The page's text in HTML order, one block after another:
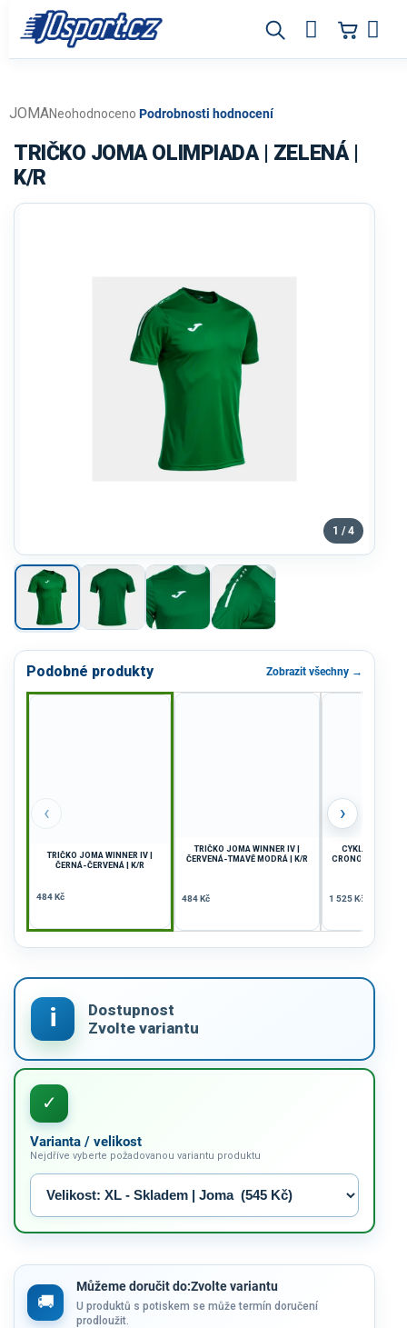
obsah
Průměrné
produktu
je
Neohodnoceno Podrobnosti hodnocení
JOMA
TRIČKO JOMA OLIMPIADA | ZELENÁ |
K/R
1 / 4
Podobné produkty Zobrazit všechny →
‹
TRIČKO JOMA WINNER IV |
ČERNÁ-ČERVENÁ | K/R
484 Kč
TRIČKO JOMA WINNER IV |
ČERVENÁ-TMAVĚ MODRÁ | K/R
484 Kč
CYKLISTICKÝ
CRONO II |
1 525 Kč
›
Varianta / velikost
Nejdříve vyberte požadovanou variantu produktu
Můžeme doručit do:Zvolte variantu
U produktů s potiskem se může termín doručení
prodloužit.